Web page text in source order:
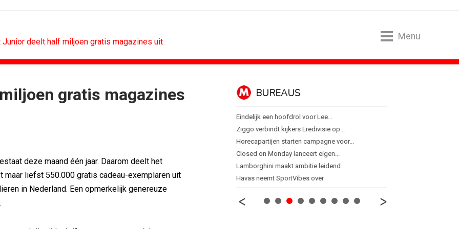
Junior deelt half miljoen gratis magazines uit
Menu
gratis magazines
deze maand één jaar. Daarom deelt het
maar liefst 550.000 gratis cadeau-exemplaren uit
in Nederland. Een opmerkelijk genereuze
bloemen bezorgen
B2B
De marketingkracht van De...
Marketingtransfers week 28, 2026
BUREAUS
Eindelijk een hoofdrol voor Lee...
Ziggo verbindt kijkers Eredivisie op...
Horecapartijen starten campagne voor...
Closed on Monday lanceert eigen...
Lamborghini maakt ambitie leidend
Havas neemt SportVibes over